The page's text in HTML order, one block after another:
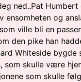
ned..Pat Humbert
ensomheten og
ville bli en
den pike han
Whiteside bygde
som skulle være
som skulle